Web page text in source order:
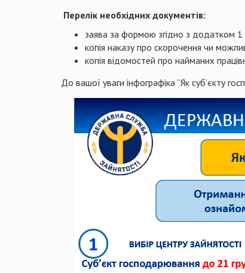
Перелік необхідних документів:
заява за формою згідно з додатком
копія наказу про скорочення чи
копія відомостей про найманих
До вашої уваги інфографіка “Як суб’єкту